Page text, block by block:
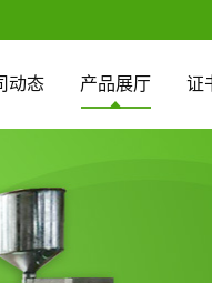
动态 产品展厅 证